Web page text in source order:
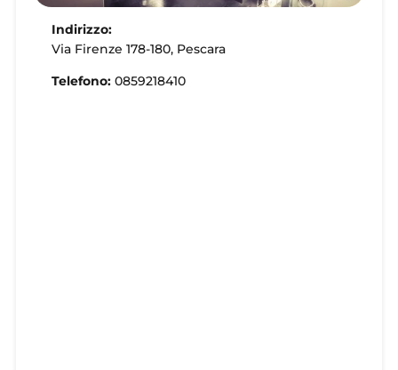
Indirizzo:
Via Firenze 178-180, Pescara
Telefono: 0859218410